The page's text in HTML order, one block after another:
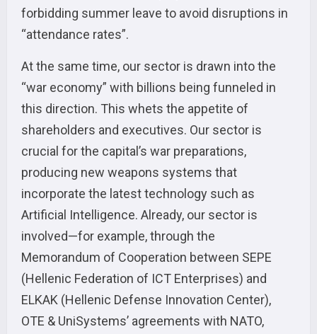
forbidding summer leave to avoid disruptions in
“attendance rates”.
At the same time, our sector is drawn into the
“war economy” with billions being funneled in
this direction. This whets the appetite of
shareholders and executives. Our sector is
crucial for the capital’s war preparations,
producing new weapons systems that
incorporate the latest technology such as
Artificial Intelligence. Already, our sector is
involved—for example, through the
Memorandum of Cooperation between SEPE
(Hellenic Federation of ICT Enterprises) and
ELKAK (Hellenic Defense Innovation Center),
OTE & UniSystems’ agreements with NATO,